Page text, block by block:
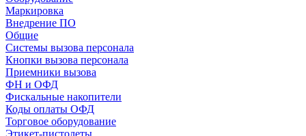
Маркировка
Внедрение ПО
Общие
Системы вызова персонала
Кнопки вызова персонала
Приемники вызова
ФН и ОФД
Фискальные накопители
Коды оплаты ОФД
Торговое оборудование
Этикет-пистолеты